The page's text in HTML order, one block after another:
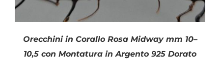
Orecchini in Corallo Rosa Midway mm 10–
10,5 con Montatura in Argento 925 Dorato